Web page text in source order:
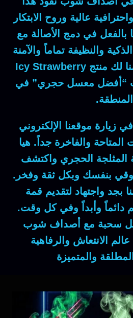
عالية وروح الابتكار
بالفعل في دمج الأصالة مع
والنظيفة تماماً والآمنة
لك منتجIcy Strawberry
“أفضل معسل حجري” في
المنطقة.
في زيارة موقعنا الإلكتروني
المتاحة والفاخرة جداً.هيا
المثلجة الحجري واكتشف
بنفسك وبكل ثقة وفخر.
بجد واجتهاد لتقديم قمة
دائماً وأبداً وفي كل وقت.
سحبة مع أصداف شوب
الانتعاش والرفاهية
والمتميزة